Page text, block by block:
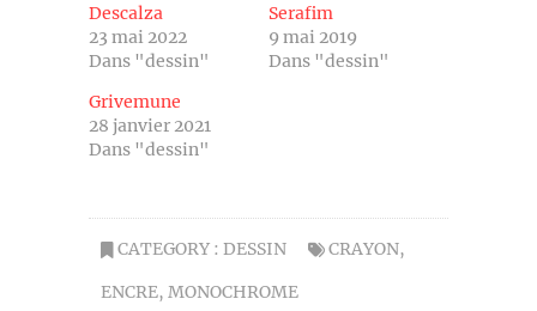
Descalza
23 mai 2022
Dans "dessin"
Serafim
9 mai 2019
Dans "dessin"
Grivemune
28 janvier 2021
Dans "dessin"
CATEGORY : DESSIN CRAYON,
ENCRE, MONOCHROME